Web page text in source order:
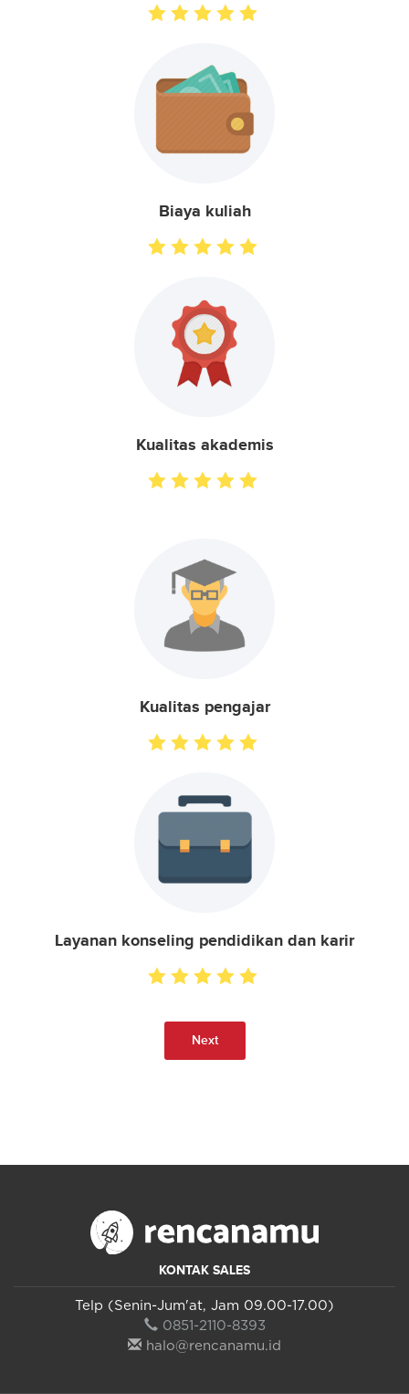
Biaya kuliah
Kualitas akademis
Kualitas pengajar
Layanan konseling pendidikan dan karir
Next
KONTAK SALES
Telp (Senin-Jum'at, Jam 09.00-17.00)
0851-2110-8393
halo@rencanamu.id